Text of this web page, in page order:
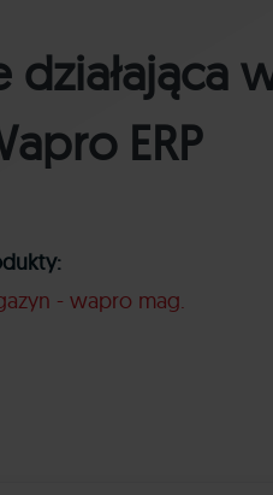
ERP
- wapro mag